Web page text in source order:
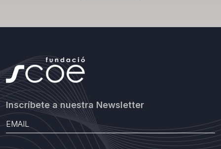
Inscríbete a nuestra Newsletter